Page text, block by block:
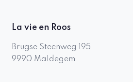
La vie en Roos
Brugse Steenweg 195
9990 Maldegem